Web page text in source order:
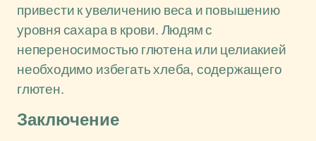
привести к увеличению веса и повышению
уровня сахара в крови. Людям с
непереносимостью глютена или целиакией
необходимо избегать хлеба, содержащего
глютен.
Заключение